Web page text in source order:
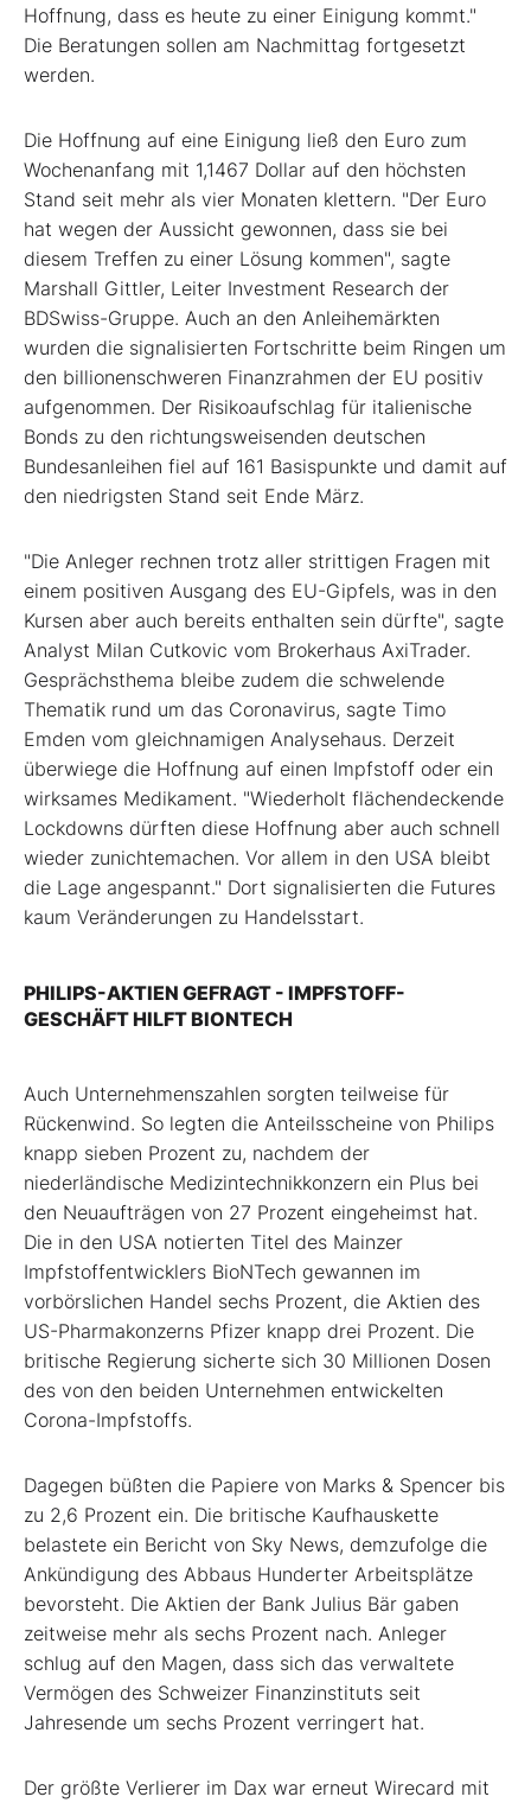
Hoffnung, dass es heute zu einer Einigung kommt."
Die Beratungen sollen am Nachmittag fortgesetzt
werden.
Die Hoffnung auf eine Einigung ließ den Euro zum
Wochenanfang mit 1,1467 Dollar auf den höchsten
Stand seit mehr als vier Monaten klettern. "Der Euro
hat wegen der Aussicht gewonnen, dass sie bei
diesem Treffen zu einer Lösung kommen", sagte
Marshall Gittler, Leiter Investment Research der
BDSwiss-Gruppe. Auch an den Anleihemärkten
wurden die signalisierten Fortschritte beim Ringen um
den billionenschweren Finanzrahmen der EU positiv
aufgenommen. Der Risikoaufschlag für italienische
Bonds zu den richtungsweisenden deutschen
Bundesanleihen fiel auf 161 Basispunkte und damit auf
den niedrigsten Stand seit Ende März.
"Die Anleger rechnen trotz aller strittigen Fragen mit
einem positiven Ausgang des EU-Gipfels, was in den
Kursen aber auch bereits enthalten sein dürfte", sagte
Analyst Milan Cutkovic vom Brokerhaus AxiTrader.
Gesprächsthema bleibe zudem die schwelende
Thematik rund um das Coronavirus, sagte Timo
Emden vom gleichnamigen Analysehaus. Derzeit
überwiege die Hoffnung auf einen Impfstoff oder ein
wirksames Medikament. "Wiederholt flächendeckende
Lockdowns dürften diese Hoffnung aber auch schnell
wieder zunichtemachen. Vor allem in den USA bleibt
die Lage angespannt." Dort signalisierten die Futures
kaum Veränderungen zu Handelsstart.
PHILIPS-AKTIEN GEFRAGT - IMPFSTOFF-
GESCHÄFT HILFT BIONTECH
Auch Unternehmenszahlen sorgten teilweise für
Rückenwind. So legten die Anteilsscheine von Philips
knapp sieben Prozent zu, nachdem der
niederländische Medizintechnikkonzern ein Plus bei
den Neuaufträgen von 27 Prozent eingeheimst hat.
Die in den USA notierten Titel des Mainzer
Impfstoffentwicklers BioNTech gewannen im
vorbörslichen Handel sechs Prozent, die Aktien des
US-Pharmakonzerns Pfizer knapp drei Prozent. Die
britische Regierung sicherte sich 30 Millionen Dosen
des von den beiden Unternehmen entwickelten
Corona-Impfstoffs.
Dagegen büßten die Papiere von Marks & Spencer bis
zu 2,6 Prozent ein. Die britische Kaufhauskette
belastete ein Bericht von Sky News, demzufolge die
Ankündigung des Abbaus Hunderter Arbeitsplätze
bevorsteht. Die Aktien der Bank Julius Bär gaben
zeitweise mehr als sechs Prozent nach. Anleger
schlug auf den Magen, dass sich das verwaltete
Vermögen des Schweizer Finanzinstituts seit
Jahresende um sechs Prozent verringert hat.
Der größte Verlierer im Dax war erneut Wirecard mit